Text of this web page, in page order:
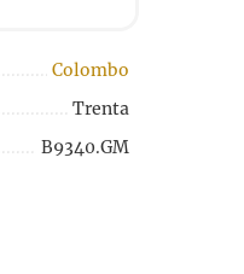
Colombo
Trenta
B9340.GM